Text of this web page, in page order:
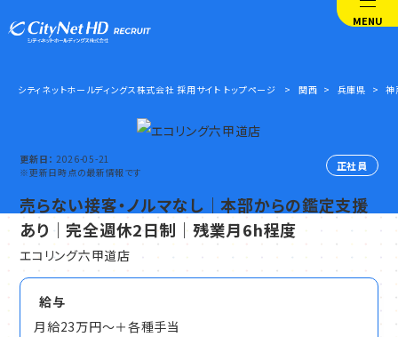
MENU
シティネットホールディングス株式会社 採用サイト トップページ 関西 兵庫県 神
更新日
2026-05-21
※更新日時点の最新情報です
正社員
売らない接客・ノルマなし｜本部からの鑑定支援
あり｜完全週休2日制｜残業月6h程度
エコリング六甲道店
給与
月給23万円～＋各種手当